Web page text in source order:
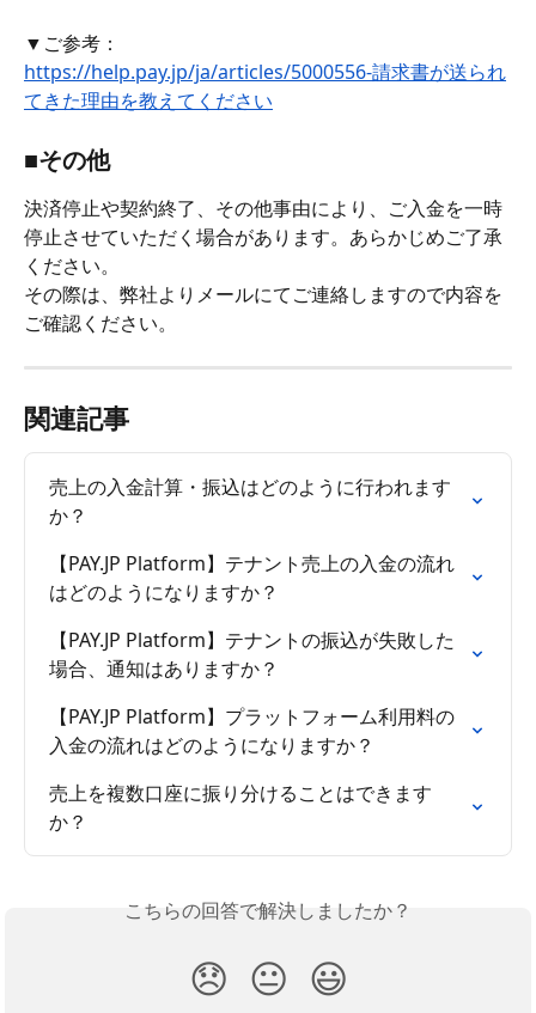
▼ご参考：
https://help.pay.jp/ja/articles/5000556-請求書が送られ
てきた理由を教えてください
■その他
決済停止や契約終了、その他事由により、ご入金を一時
停止させていただく場合があります。あらかじめご了承
ください。
その際は、弊社よりメールにてご連絡しますので内容を
ご確認ください。
関連記事
売上の入金計算・振込はどのように行われます
か？
【PAY.JP Platform】テナント売上の入金の流れ
はどのようになりますか？
【PAY.JP Platform】テナントの振込が失敗した
場合、通知はありますか？
【PAY.JP Platform】プラットフォーム利用料の
入金の流れはどのようになりますか？
売上を複数口座に振り分けることはできます
か？
こちらの回答で解決しましたか？
😞 😐 😃